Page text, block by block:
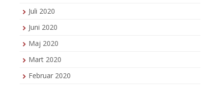
Juli 2020
Juni 2020
Maj 2020
Mart 2020
Februar 2020